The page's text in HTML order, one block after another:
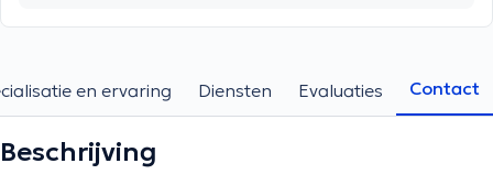
en ervaring Diensten Evaluaties Contact
Beschrijving